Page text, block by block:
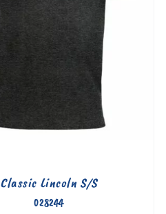
028244
Classic Lincoln S/S